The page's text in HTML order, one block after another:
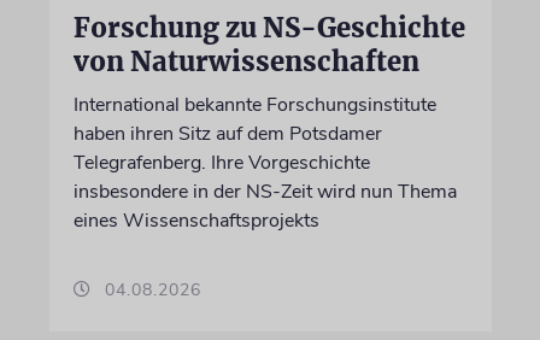
Forschung zu NS-Geschichte
von Naturwissenschaften
International bekannte Forschungsinstitute
haben ihren Sitz auf dem Potsdamer
Telegrafenberg. Ihre Vorgeschichte
insbesondere in der NS-Zeit wird nun Thema
eines Wissenschaftsprojekts
04.08.2026